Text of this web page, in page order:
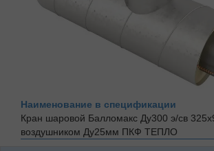
Наименование в спецификации
Кран шаровой Балломакс Ду300 э/св
воздушником Ду25мм ПКФ ТЕПЛО